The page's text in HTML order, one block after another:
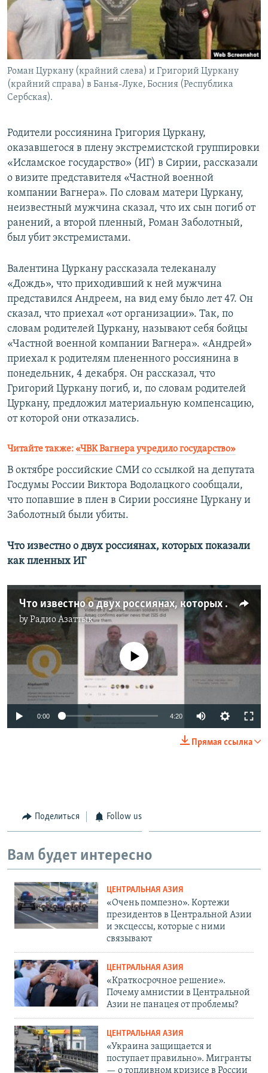
Роман Цуркану (крайний слева) и Григорий Цуркану
(крайний справа) в Банья-Луке, Босния (Республика
Сербская).
Родители россиянина Григория Цуркану,
оказавшегося в плену экстремистской группировки
«Исламское государство» (ИГ) в Сирии, рассказали
о визите представителя «Частной военной
компании Вагнера». По словам матери Цуркану,
неизвестный мужчина сказал, что их сын погиб от
ранений, а второй пленный, Роман Заболотный,
был убит экстремистами.
Валентина Цуркану рассказала телеканалу
«Дождь», что приходивший к ней мужчина
представился Андреем, на вид ему было лет 47. Он
сказал, что приехал «от организации». Так, по
словам родителей Цуркану, называют себя бойцы
«Частной военной компании Вагнера». «Андрей»
приехал к родителям плененного россиянина в
понедельник, 4 декабря. Он рассказал, что
Григорий Цуркану погиб, и, по словам родителей
Цуркану, предложил материальную компенсацию,
от которой они отказались.
Читайте также: «ЧВК Вагнера учредило государство»
В октябре российские СМИ со ссылкой на депутата
Госдумы России Виктора Водолацкого сообщали,
что попавшие в плен в Сирии россияне Цуркану и
Заболотный были убиты.
Что известно о двух россиянах, которых показали
как пленных ИГ
Что известно о двух россиянах, которых показали как пленных ИГ
byРадио Азаттык
No media source currently available
0:00 4:20
Прямая ссылка
Поделиться Follow us
Вам будет интересно
ЦЕНТРАЛЬНАЯ АЗИЯ
«Очень помпезно». Кортежи
президентов в Центральной Азии
и эксцессы, которые с ними
связывают
ЦЕНТРАЛЬНАЯ АЗИЯ
«Краткосрочное решение».
Почему амнистии в Центральной
Азии не панацея от проблемы?
ЦЕНТРАЛЬНАЯ АЗИЯ
«Украина защищается и
поступает правильно». Мигранты
— о топливном кризисе в России